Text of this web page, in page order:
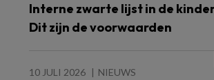
Interne zwarte lijst in de
Dit zijn de voorwaarden
10 JULI 2026 NIEUWS